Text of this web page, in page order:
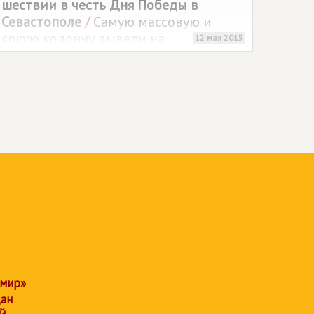
шествии в честь Дня Победы в
Севастополе/Самую массовую и
праздничное шествие в честь 70-
12 мая 2015